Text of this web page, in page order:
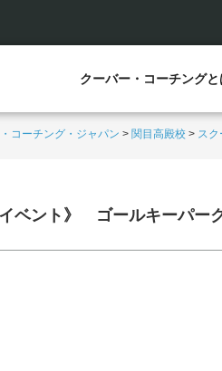
クーバー・コーチングと
コーチング・ジャパン > 関目高殿校 > スク
イベント》 ゴールキーパ